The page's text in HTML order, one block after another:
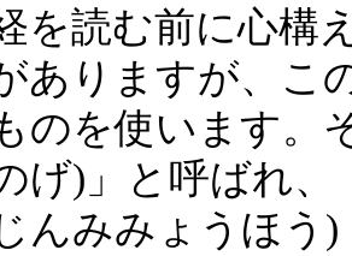
を読む前に心構
ありますが、こ
のを使います。
げ)」と呼ばれ
んみみょうほ